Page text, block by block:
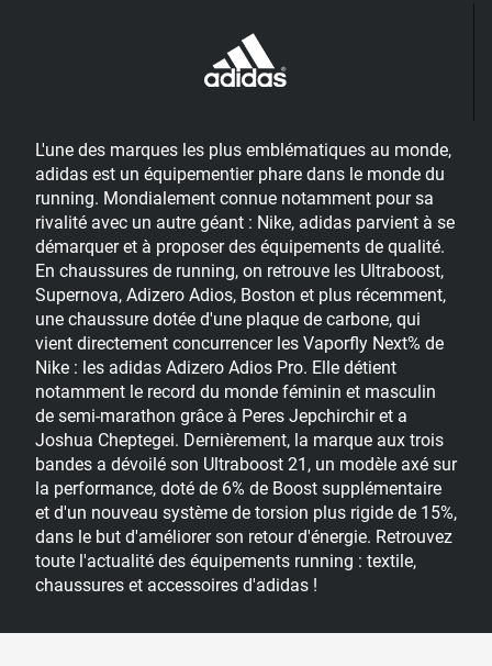
L'une des marques les plus emblématiques au monde,
adidas est un équipementier phare dans le monde du
running. Mondialement connue notamment pour sa
rivalité avec un autre géant : Nike, adidas parvient à se
démarquer et à proposer des équipements de qualité.
En chaussures de running, on retrouve les Ultraboost,
Supernova, Adizero Adios, Boston et plus récemment,
une chaussure dotée d'une plaque de carbone, qui
vient directement concurrencer les Vaporfly Next% de
Nike : les adidas Adizero Adios Pro. Elle détient
notamment le record du monde féminin et masculin
de semi-marathon grâce à Peres Jepchirchir et a
Joshua Cheptegei. Dernièrement, la marque aux trois
bandes a dévoilé son Ultraboost 21 , un modèle axé sur
la performance, doté de 6% de Boost supplémentaire
et d'un nouveau système de torsion plus rigide de 15%,
dans le but d'améliorer son retour d'énergie. Retrouvez
toute l'actualité des équipements running : textile,
chaussures et accessoires d'adidas !